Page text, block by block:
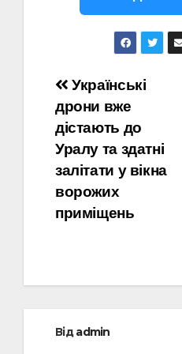
Навігація
записів
Українські
дрони вже
дістають до
Уралу та здатні
залітати у вікна
ворожих
приміщень
Відadmin